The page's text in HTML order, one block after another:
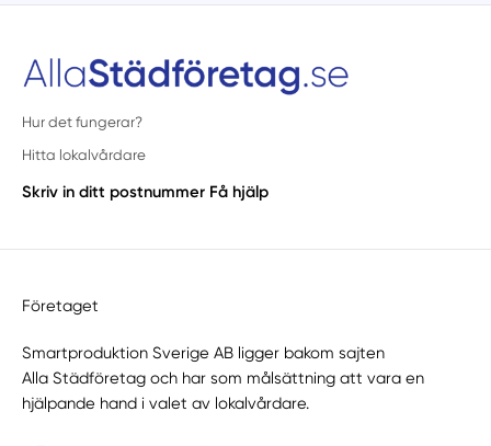
Hur det fungerar?
Hitta lokalvårdare
Skriv in ditt postnummer Få hjälp
Företaget
Smartproduktion Sverige AB ligger bakom sajten
Alla Städföretag och har som målsättning att vara en
hjälpande hand i valet av lokalvårdare.